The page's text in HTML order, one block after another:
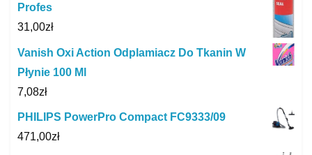
Profes
31,00zł
Vanish Oxi Action Odplamiacz Do Tkanin W
Płynie 100 Ml
7,08zł
PHILIPS PowerPro Compact FC9333/09
471,00zł